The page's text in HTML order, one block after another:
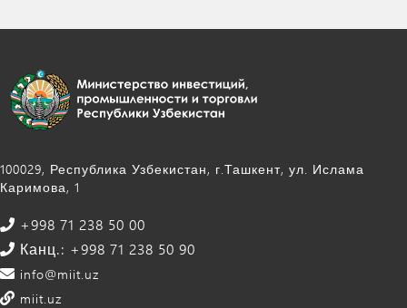
100029, Республика Узбекистан, г.Ташкент, ул. Ислама
Каримова, 1
+998 71 238 50 00
Канц.: +998 71 238 50 90
info@miit.uz
miit.uz